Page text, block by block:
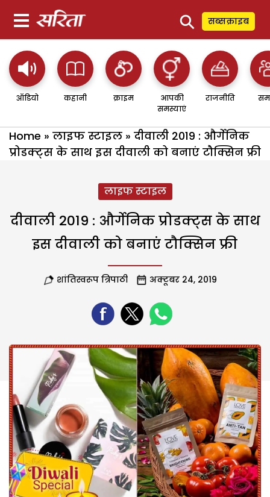
⚲ सब्सक्राइब
ऑडियो कहानी क्राइम
आपकी
समस्याएं
राजनीति
Home » लाइफ स्टाइल » दीवाली 2019 : और्गेनिक
प्रोडक्ट्स के साथ इस दीवाली को बनाएं टौक्सिन फ्री
लाइफ स्टाइल
दीवाली 2019 : और्गेनिक प्रोडक्ट्स के साथ
इस दीवाली को बनाएं टौक्सिन फ्री
शांतिस्वरूप त्रिपाठी अक्टूबर 24, 2019